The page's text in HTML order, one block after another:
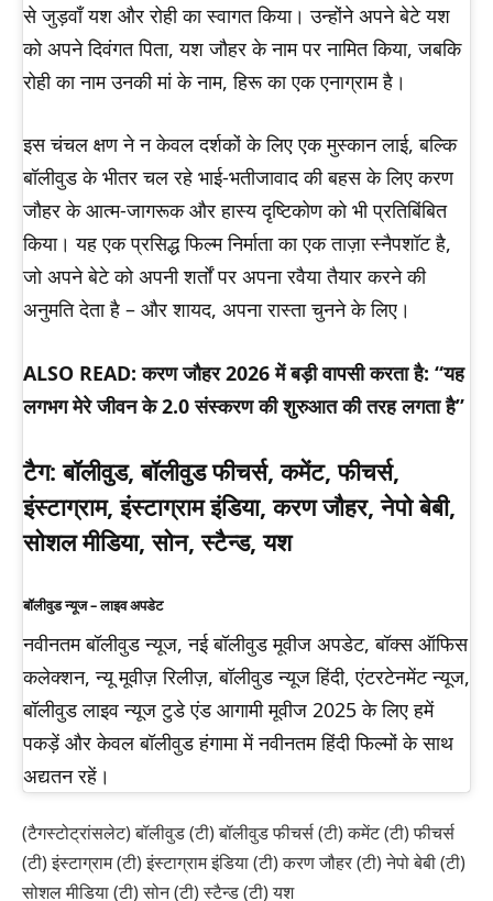
से जुड़वाँ यश और रोही का स्वागत किया। उन्होंने अपने बेटे यश
को अपने दिवंगत पिता, यश जौहर के नाम पर नामित किया, जबकि
रोही का नाम उनकी मां के नाम, हिरू का एक एनाग्राम है।
इस चंचल क्षण ने न केवल दर्शकों के लिए एक मुस्कान लाई, बल्कि
बॉलीवुड के भीतर चल रहे भाई-भतीजावाद की बहस के लिए करण
जौहर के आत्म-जागरूक और हास्य दृष्टिकोण को भी प्रतिबिंबित
किया। यह एक प्रसिद्ध फिल्म निर्माता का एक ताज़ा स्नैपशॉट है,
जो अपने बेटे को अपनी शर्तों पर अपना रवैया तैयार करने की
अनुमति देता है – और शायद, अपना रास्ता चुनने के लिए।
ALSO READ: करण जौहर 2026 में बड़ी वापसी करता है: “यह
लगभग मेरे जीवन के 2.0 संस्करण की शुरुआत की तरह लगता है”
टैग:बॉलीवुड, बॉलीवुड फीचर्स, कमेंट, फीचर्स,
इंस्टाग्राम, इंस्टाग्राम इंडिया, करण जौहर, नेपो बेबी,
सोशल मीडिया, सोन, स्टैन्ड, यश
बॉलीवुड न्यूज – लाइव अपडेट
नवीनतम बॉलीवुड न्यूज, नई बॉलीवुड मूवीज अपडेट, बॉक्स ऑफिस
कलेक्शन, न्यू मूवीज़ रिलीज़, बॉलीवुड न्यूज हिंदी, एंटरटेनमेंट न्यूज,
बॉलीवुड लाइव न्यूज टुडे एंड आगामी मूवीज 2025 के लिए हमें
पकड़ें और केवल बॉलीवुड हंगामा में नवीनतम हिंदी फिल्मों के साथ
अद्यतन रहें।
(टैगस्टोट्रांसलेट) बॉलीवुड (टी) बॉलीवुड फीचर्स (टी) कमेंट (टी) फीचर्स
(टी) इंस्टाग्राम (टी) इंस्टाग्राम इंडिया (टी) करण जौहर (टी) नेपो बेबी (टी)
सोशल मीडिया (टी) सोन (टी) स्टैन्ड (टी) यश